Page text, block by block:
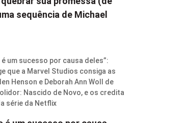
sequência de Michael